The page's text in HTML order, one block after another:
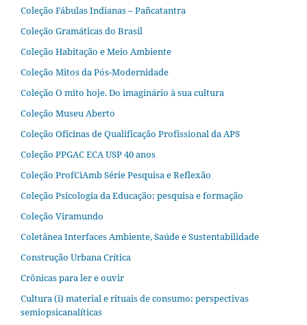
Coleção Fábulas Indianas – Pañcatantra
Coleção Gramáticas do Brasil
Coleção Habitação e Meio Ambiente
Coleção Mitos da Pós-Modernidade
Coleção O mito hoje. Do imaginário à sua cultura
Coleção Museu Aberto
Coleção Oficinas de Qualificação Profissional da APS
Coleção PPGAC ECA USP 40 anos
Coleção ProfCiAmb Série Pesquisa e Reflexão
Coleção Psicologia da Educação: pesquisa e formação
Coleção Viramundo
Coletânea Interfaces Ambiente, Saúde e Sustentabilidade
Construção Urbana Crítica
Crônicas para ler e ouvir
Cultura (i) material e rituais de consumo: perspectivas
semiopsicanalíticas